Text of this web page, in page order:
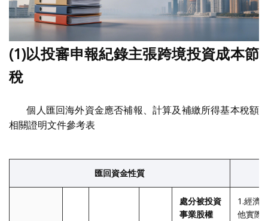
(1)以投審申報紀錄主張跨境投資成本節
稅
個人匯回海外資金應否補報、計算及補繳所得基本稅額
相關證明文件參考表
匯回資金性質
處分被投資
事業股權
1.經濟
他實際